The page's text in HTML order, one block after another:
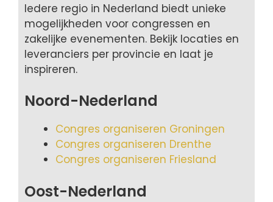
Iedere regio in Nederland biedt unieke
mogelijkheden voor congressen en
zakelijke evenementen. Bekijk locaties en
leveranciers per provincie en laat je
inspireren.
Noord-Nederland
Congres organiseren Groningen
Congres organiseren Drenthe
Congres organiseren Friesland
Oost-Nederland